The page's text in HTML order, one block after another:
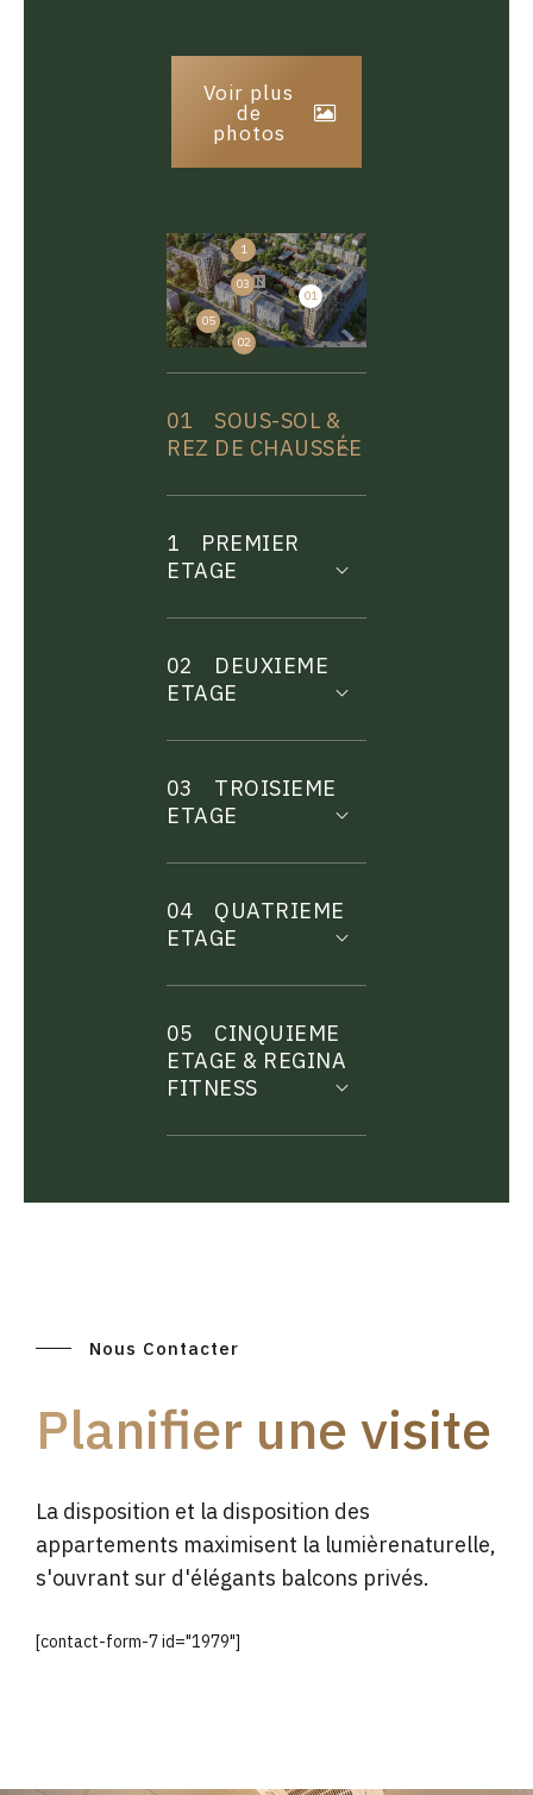
Voir plus
de
photos
01
1
02
03
04
05
01
SOUS-SOL &
REZ DE CHAUSSÉE
1
PREMIER
ETAGE
02
DEUXIEME
ETAGE
03
TROISIEME
ETAGE
04
QUATRIEME
ETAGE
05
CINQUIEME
ETAGE & REGINA
FITNESS
Nous Contacter
Planifier une visite
La disposition et la disposition des
appartements maximisent la lumièrenaturelle,
s'ouvrant sur d'élégants balcons privés.
[contact-form-7 id="1979"]